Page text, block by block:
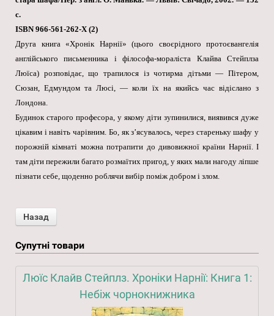
с.
ISBN 966-561-262-Х (2)
Друга книга «Хронік Нарнії» (цього своєрідного протоєвангелія
англійського письменника і філософа-мораліста Клайва Стейплза
Люїса) розповідає, що трапилося із чотирма дітьми — Пітером,
Сюзан, Едмундом та Люсі, — коли їх на якийсь час відіслано з
Лондона.
Будинок старого професора, у якому діти зупинилися, виявився дуже
цікавим і навіть чарівним. Бо, як з’ясувалось, через стареньку шафу у
порожній кімнаті можна потрапити до дивовижної країни Нарнії. І
там діти пережили багато розмаїтих пригод, у яких мали нагоду ліпше
пізнати себе, щоденно роблячи вибір поміж добром і злом.
Супутні товари
Люїс Клайв Стейплз. Хроніки Нарнії: Книга 1:
Небіж чорнокнижника